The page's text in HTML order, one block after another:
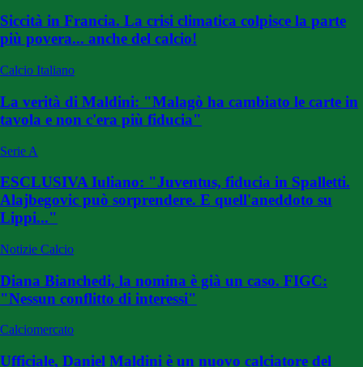
Siccità in Francia. La crisi climatica colpisce la parte
più povera... anche del calcio!
Calcio Italiano
La verità di Maldini: "Malagò ha cambiato le carte in
tavola e non c'era più fiducia"
Serie A
ESCLUSIVA Iuliano: "Juventus, fiducia in Spalletti.
Alajbegovic può sorprendere. E quell'aneddoto su
Lippi..."
Notizie Calcio
Diana Bianchedi, la nomina è già un caso. FIGC:
"Nessun conflitto di interessi"
Calciomercato
Ufficiale, Daniel Maldini è un nuovo calciatore del